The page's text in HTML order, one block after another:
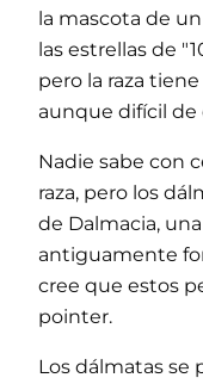
la mascota de
las estrellas de
pero la raza
aunque difícil de
Nadie sabe con
raza, pero los
de Dalmacia,
antiguamente
cree que estos
pointer.
Los dálmatas se